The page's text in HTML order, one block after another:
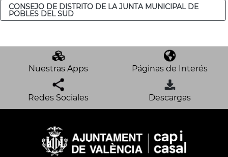
CONSEJO DE DISTRITO DE LA JUNTA MUNICIPAL DE
POBLES DEL SUD
Nuestras Apps Páginas de Interés
Redes Sociales Descargas